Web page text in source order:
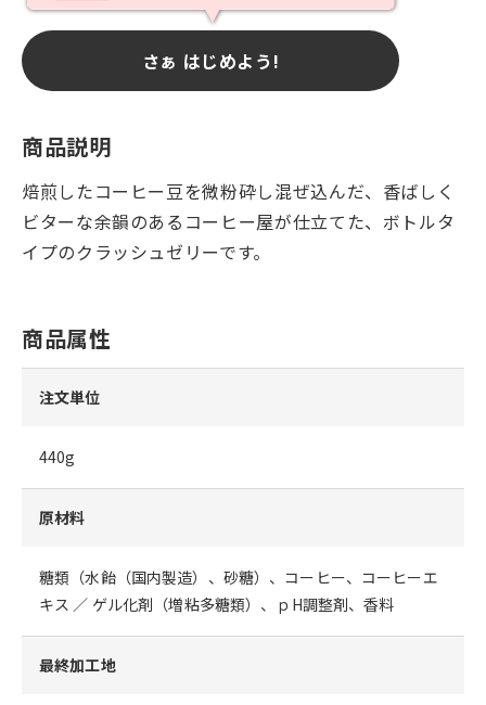
さぁ はじめよう!
商品説明
焙煎したコーヒー豆を微粉砕し混ぜ込んだ、香ばしく
ビターな余韻のあるコーヒー屋が仕立てた、ボトルタ
イプのクラッシュゼリーです。
商品属性
注文単位
440g
原材料
糖類（水飴（国内製造）、砂糖）、コーヒー、コーヒーエ
キス ／ ゲル化剤（増粘多糖類）、ｐH調整剤、香料
最終加工地